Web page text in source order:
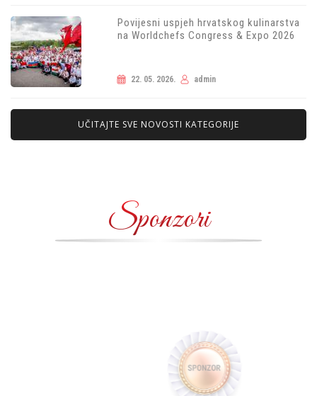
Povijesni uspjeh hrvatskog kulinarstva
na Worldchefs Congress & Expo 2026
22. 05. 2026. admin
UČITAJTE SVE NOVOSTI KATEGORIJE
Sponzori